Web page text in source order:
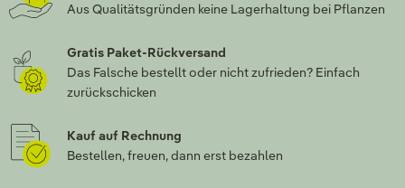
Aus Qualitätsgründen keine Lagerhaltung bei Pflanzen
Gratis Paket-Rückversand
Das Falsche bestellt oder nicht zufrieden? Einfach
zurückschicken
Kauf auf Rechnung
Bestellen, freuen, dann erst bezahlen